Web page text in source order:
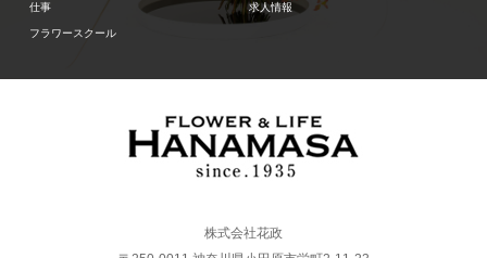
仕事
フラワースクール
求人情報
株式会社花政